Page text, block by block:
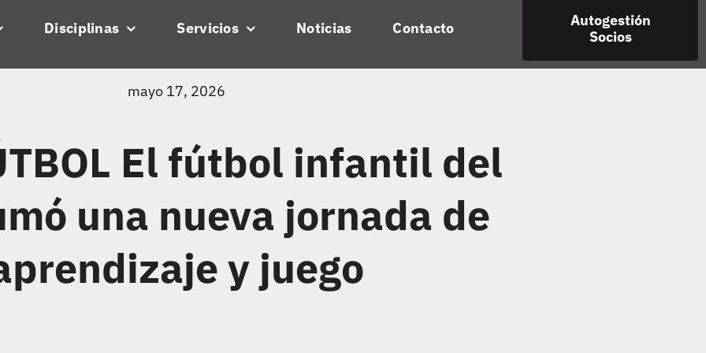
Disciplinas Servicios Noticias Contacto
Autogestión
Socios
mayo 17, 2026
El fútbol infantil del
una nueva jornada de
y juego